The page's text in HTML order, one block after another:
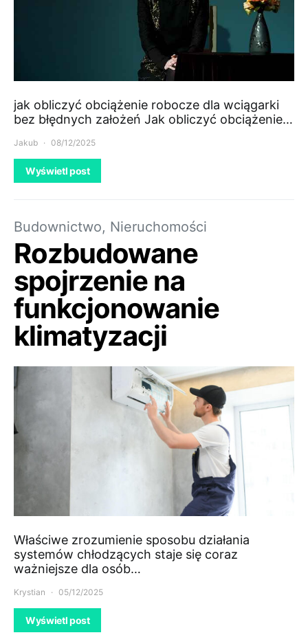
jak obliczyć obciążenie robocze dla wciągarki
bez błędnych założeń Jak obliczyć obciążenie…
Jakub 08/12/2025
Wyświetl post
Budownictwo, Nieruchomości
Rozbudowane
spojrzenie na
funkcjonowanie
klimatyzacji
Właściwe zrozumienie sposobu działania
systemów chłodzących staje się coraz
ważniejsze dla osób…
Krystian 05/12/2025
Wyświetl post